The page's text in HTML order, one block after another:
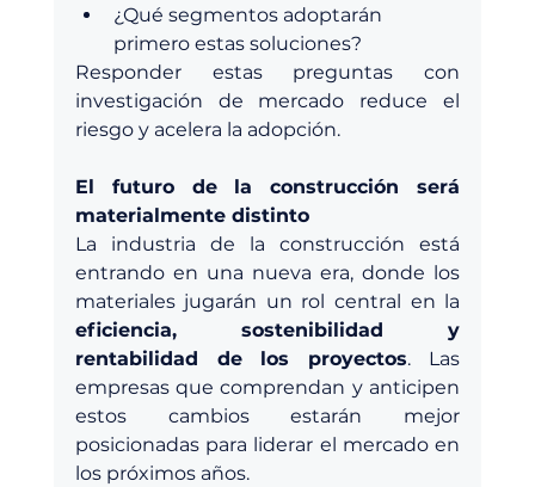
¿Qué segmentos adoptarán
primero estas soluciones?
Responder estas preguntas con
investigación de mercado reduce el
riesgo y acelera la adopción.
El futuro de la construcción será
materialmente distinto
La industria de la construcción está
entrando en una nueva era, donde los
eficiencia, sostenibilidad y
rentabilidad de los proyectos. Las
empresas que comprendan y anticipen
estos cambios estarán mejor
posicionadas para liderar el mercado en
los próximos años.